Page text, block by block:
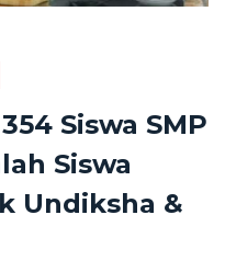
Siswa SMP
Siswa
Undiksha &